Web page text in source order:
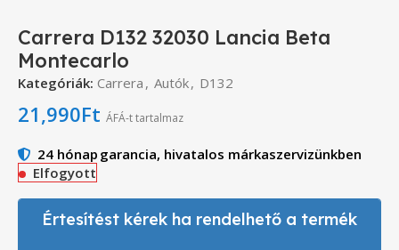
Carrera D132 32030 Lancia Beta
Montecarlo
Kategóriák: Carrera , Autók, D132
21,990Ft ÁFÁ-t tartalmaz
24 hónap garancia, hivatalos márkaszervizünkben
Elfogyott
Értesítést kérek ha rendelhető a termék